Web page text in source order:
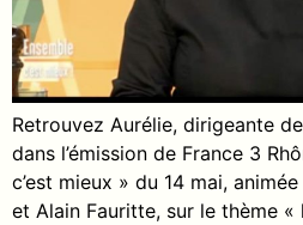
Retrouvez Aurélie, dirigeante
dans l’émission de France 3
c’est mieux » du 14 mai,
et Alain Fauritte, sur le thème